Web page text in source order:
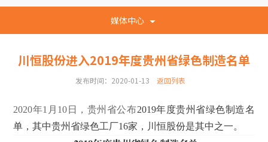
媒体中心
川恒股份进入2019年度贵州省绿色制造名单
发布时间：2020-01-13 返回列表
2020年1月10日，贵州省公布2019年度贵州省绿色制造名
单，其中贵州省绿色工厂16家 ， 川恒股份是其中之一。